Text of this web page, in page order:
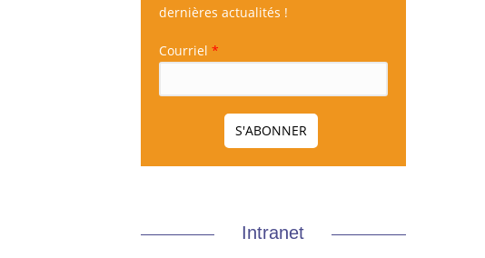
dernières actualités !
Courriel *
Intranet